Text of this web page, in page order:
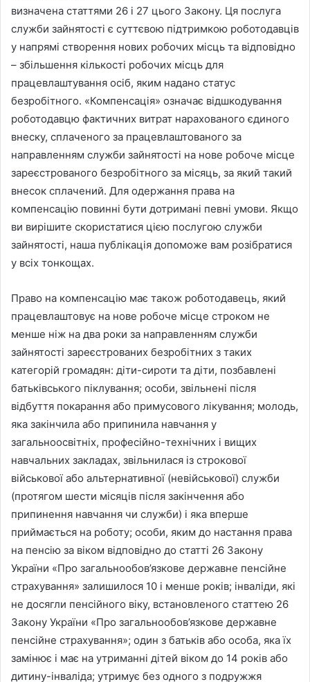
визначена статтями 26 і 27 цього Закону. Ця послуга
служби зайнятості є суттєвою підтримкою роботодавців
у напрямі створення нових робочих місць та відповідно
– збільшення кількості робочих місць для
працевлаштування осіб, яким надано статус
безробітного. «Компенсація» означає відшкодування
роботодавцю фактичних витрат нарахованого єдиного
внеску, сплаченого за працевлаштованого за
направленням служби зайнятості на нове робоче місце
зареєстрованого безробітного за місяць, за який такий
внесок сплачений. Для одержання права на
компенсацію повинні бути дотримані певні умови. Якщо
ви вирішите скористатися цією послугою служби
зайнятості, наша публікація допоможе вам розібратися
у всіх тонкощах.
Право на компенсацію має також роботодавець, який
працевлаштовує на нове робоче місце строком не
менше ніж на два роки за направленням служби
зайнятості зареєстрованих безробітних з таких
категорій громадян: діти-сироти та діти, позбавлені
батьківського піклування; особи, звільнені після
відбуття покарання або примусового лікування; молодь,
яка закінчила або припинила навчання у
загальноосвітніх, професійно-технічних і вищих
навчальних закладах, звільнилася із строкової
військової або альтернативної (невійськової) служби
(протягом шести місяців після закінчення або
припинення навчання чи служби) і яка вперше
приймається на роботу; особи, яким до настання права
на пенсію за віком відповідно до статті 26 Закону
України «Про загальнообов’язкове державне пенсійне
страхування» залишилося 10 і менше років; інваліди, які
не досягли пенсійного віку, встановленого статтею 26
Закону України «Про загальнообов’язкове державне
пенсійне страхування»; один з батьків або особа, яка їх
замінює і має на утриманні дітей віком до 14 років або
дитину-інваліда; утримує без одного з подружжя